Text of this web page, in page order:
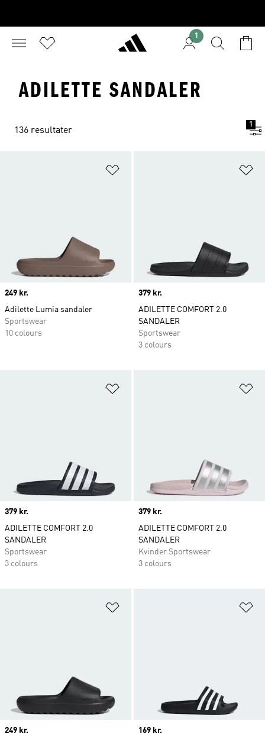
1
ADILETTE SANDALER
136 resultater
1
Price
249 kr.
Adilette Lumia sandaler
Sportswear
10 colours
Price
379 kr.
ADILETTE COMFORT 2.0
SANDALER
Sportswear
3 colours
Price
379 kr.
ADILETTE COMFORT 2.0
SANDALER
Sportswear
3 colours
Price
379 kr.
ADILETTE COMFORT 2.0
SANDALER
Kvinder Sportswear
3 colours
Price
249 kr.
Price
169 kr.